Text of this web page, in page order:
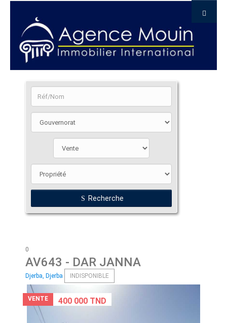
Recherche
0
AV643 - DAR JANNA
Djerba, Djerba INDISPONIBLE
VENTE 400 000 TND